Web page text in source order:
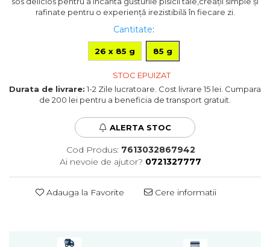
Pompa apa acvariu
Neoane si LED-uri pentru acvarii
Sterilizator acvariu
Fertilizatori acvarii
Tratamente pesti acvariu
Conditioneri apa acvariu
Accesorii acvarii
rafinate pentru o experiență irezistibilă în fiecare zi.
Cantitate:
26 x 85 g 85 g
STOC EPUIZAT
Durata de livrare: 1-2 Zile lucratoare. Cost livrare 15 lei. Cumpara
de 200 lei pentru a beneficia de transport gratuit.
ALERTA STOC
Cod Produs: 7613032867942
Ai nevoie de ajutor? 0721327777
Adauga la Favorite Cere informatii